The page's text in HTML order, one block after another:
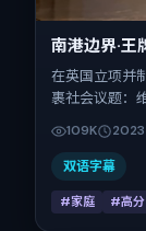
南港边界·王
在英国立项并
裹社会议题：
一。上映时间
质感与类型片
109K
双语字幕
#家庭 #高分